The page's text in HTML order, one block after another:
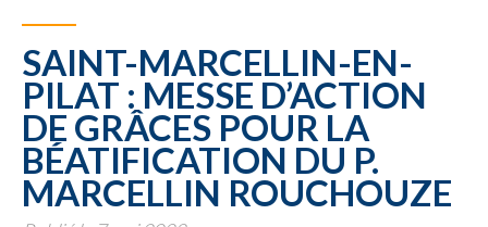
SAINT-MARCELLIN-EN-
PILAT : MESSE D’ACTION
DE GRÂCES POUR LA
BÉATIFICATION DU P.
MARCELLIN ROUCHOUZE